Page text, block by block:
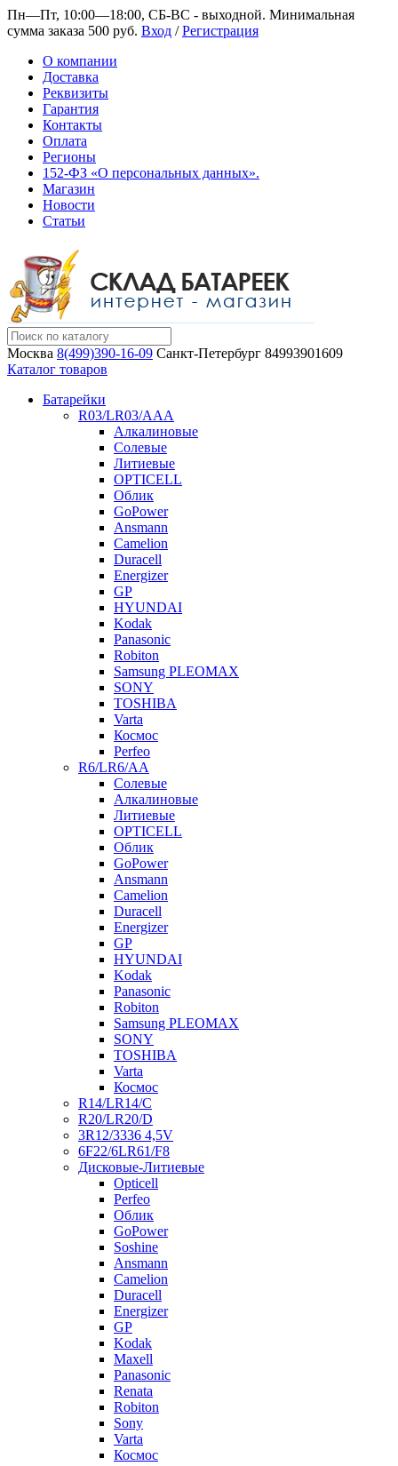
Пн—Пт, 10:00—18:00, СБ-ВС - выходной. Минимальная
сумма заказа 500 руб. Вход /Регистрация
О компании
Доставка
Реквизиты
Гарантия
Контакты
Оплата
Регионы
152-ФЗ «О персональных данных».
Магазин
Новости
Статьи
Москва 8(499)390-16-09 Санкт-Петербург 84993901609
Каталог товаров
Батарейки
R03/LR03/AAA
Алкалиновые
Солевые
Литиевые
OPTICELL
Облик
GoPower
Ansmann
Camelion
Duracell
Energizer
GP
HYUNDAI
Kodak
Panasonic
Robiton
Samsung PLEOMAX
SONY
TOSHIBA
Varta
Космос
Perfeo
R6/LR6/AA
Солевые
Алкалиновые
Литиевые
OPTICELL
Облик
GoPower
Ansmann
Camelion
Duracell
Energizer
GP
HYUNDAI
Kodak
Panasonic
Robiton
Samsung PLEOMAX
SONY
TOSHIBA
Varta
Космос
R14/LR14/C
R20/LR20/D
3R12/3336 4,5V
6F22/6LR61/F8
Дисковые-Литиевые
Opticell
Perfeo
Облик
GoPower
Soshine
Ansmann
Camelion
Duracell
Energizer
GP
Kodak
Maxell
Panasonic
Renata
Robiton
Sony
Varta
Космос